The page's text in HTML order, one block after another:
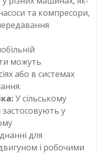
та компресори,
можуть
або в системах
У сільському
застосовують у
для
і робочими